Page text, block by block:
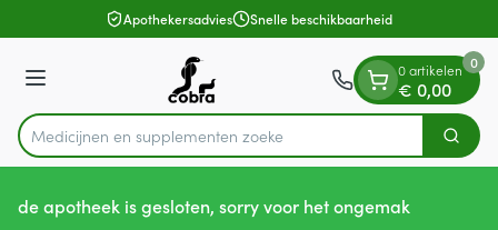
Ga naar de inhoudApothekersadvies Snelle beschikbaarheid
Menu
Product, merk, categorie...
Medicijnen en Zoek
0 artikelen
€ 0,00
0
de apotheek is gesloten, sorry voor het ongemak